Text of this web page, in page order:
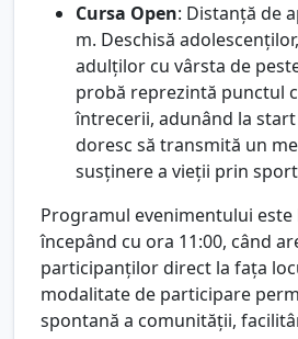
Cursa Open: Distanță de
m. Deschisă
adulților cu vârsta de
probă reprezintă punctul
întrecerii, adunând la
doresc să transmită un
susținere a vieții prin
Programul evenimentului
începând cu ora 11:00, când
participanților direct la fața
modalitate de participare
spontană a comunității,